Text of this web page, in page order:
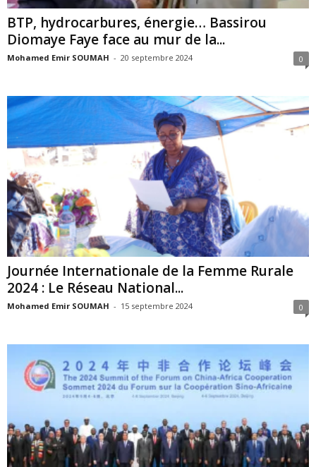
BTP, hydrocarbures, énergie… Bassirou
Diomaye Faye face au mur de la...
Mohamed Emir SOUMAH - 20 septembre 2024 0
Journée Internationale de la Femme Rurale
2024 : Le Réseau National...
Mohamed Emir SOUMAH - 15 septembre 2024 0